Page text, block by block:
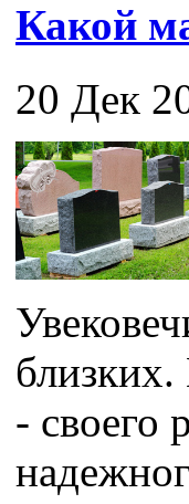
Какой
20 Дек
- своего